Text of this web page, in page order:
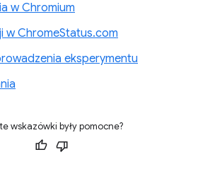
w Chromium
w ChromeStatus.com
eksperymentu
wskazówki były pomocne?